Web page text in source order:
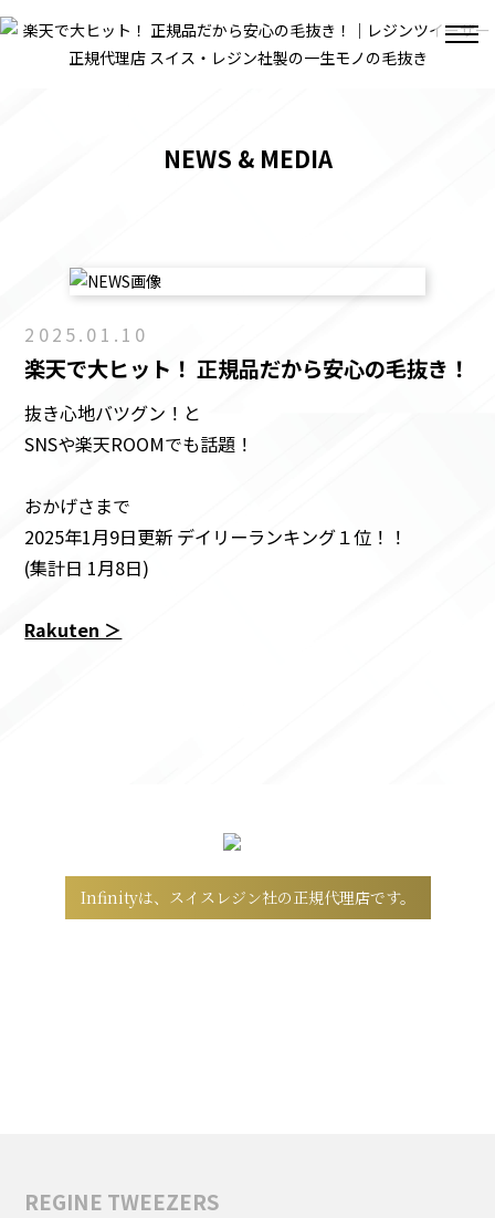
NEWS & MEDIA
2025.01.10
楽天で大ヒット！ 正規品だから安心の毛抜き！
抜き心地バツグン！と
SNSや楽天ROOMでも話題！
おかげさまで
2025年1月9日更新 デイリーランキング１位！！
(集計日 1月8日)
Rakuten ＞
Infinityは、スイスレジン社の正規代理店です。
REGINE TWEEZERS